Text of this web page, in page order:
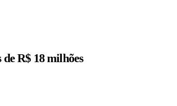
R$ 18 milhões